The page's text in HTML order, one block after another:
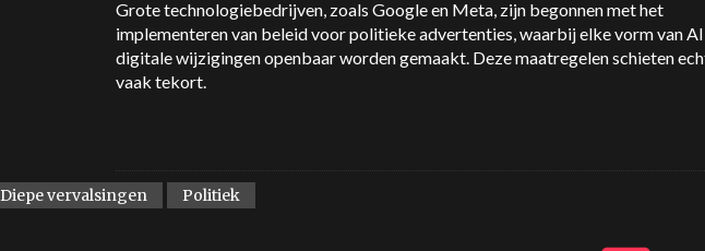
Grote technologiebedrijven, zoals Google en Meta, zijn begonnen met het
implementeren van beleid voor politieke advertenties, waarbij elke vorm van
digitale wijzigingen openbaar worden gemaakt. Deze maatregelen schieten
vaak tekort.
Diepe vervalsingen Politiek